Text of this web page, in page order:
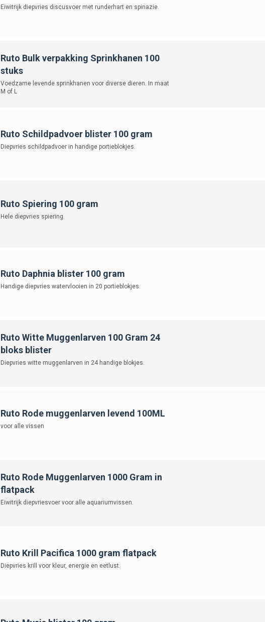
Eiwitrijk diepvries discusvoer met runderhart en spinazie.
Ruto Bulk verpakking Sprinkhanen 100
stuks
Voedzame levende sprinkhanen voor diverse dieren. In maat
M of L
Ruto Schildpadvoer blister 100 gram
Diepvries schildpadvoer in handige portieblokjes.
Ruto Spiering 100 gram
Hele diepvries spiering.
Ruto Daphnia blister 100 gram
Handige diepvries watervlooien in 20 portieblokjes.
Ruto Witte Muggenlarven 100 Gram 24
bloks blister
Diepvries witte muggenlarven in 24 handige blokjes.
Ruto Rode muggenlarven levend 100ML
voor alle vissen
Ruto Rode Muggenlarven 1000 Gram in
flatpack
Eiwitrijk diepvriesvoer voor alle aquariumvissen.
Ruto Krill Pacifica 1000 gram flatpack
Diepvries krill voor kleur, energie en eetlust.